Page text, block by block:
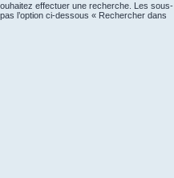
effectuer une recherche. Les sous-
l’option ci-dessous « Rechercher dans